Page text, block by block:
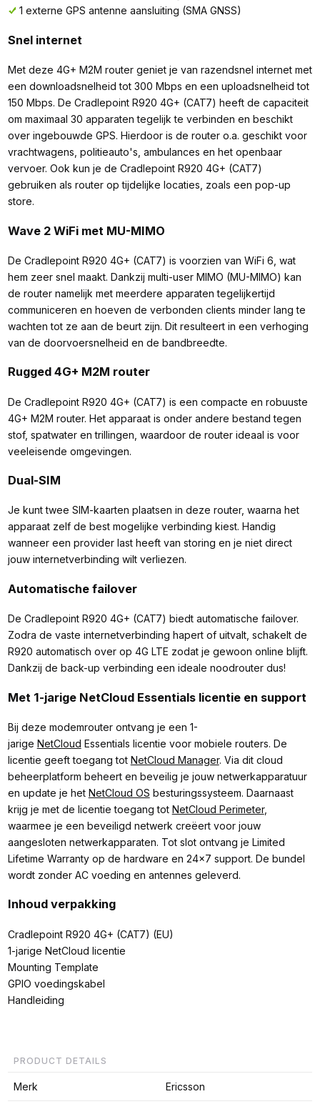
1 externe GPS antenne aansluiting (SMA GNSS)
Snel internet
Met deze 4G+ M2M router geniet je van razendsnel internet met
een downloadsnelheid tot 300 Mbps en een uploadsnelheid tot
150 Mbps. De Cradlepoint R920 4G+ (CAT7) heeft de capaciteit
om maximaal 30 apparaten tegelijk te verbinden en beschikt
over ingebouwde GPS. Hierdoor is de router o.a. geschikt voor
vrachtwagens, politieauto's, ambulances en het openbaar
vervoer. Ook kun je de Cradlepoint R920 4G+ (CAT7)
gebruiken als router op tijdelijke locaties, zoals een pop-up
store.
Wave 2 WiFi met MU-MIMO
De Cradlepoint R920 4G+ (CAT7) is voorzien van WiFi 6, wat
hem zeer snel maakt. Dankzij multi-user MIMO (MU-MIMO) kan
de router namelijk met meerdere apparaten tegelijkertijd
communiceren en hoeven de verbonden clients minder lang te
wachten tot ze aan de beurt zijn. Dit resulteert in een verhoging
van de doorvoersnelheid en de bandbreedte.
Rugged 4G+ M2M router
De Cradlepoint R920 4G+ (CAT7) is een compacte en robuuste
4G+ M2M router. Het apparaat is onder andere bestand tegen
stof, spatwater en trillingen, waardoor de router ideaal is voor
veeleisende omgevingen.
Dual-SIM
Je kunt twee SIM-kaarten plaatsen in deze router, waarna het
apparaat zelf de best mogelijke verbinding kiest. Handig
wanneer een provider last heeft van storing en je niet direct
jouw internetverbinding wilt verliezen.
Automatische failover
De Cradlepoint R920 4G+ (CAT7) biedt automatische failover.
Zodra de vaste internetverbinding hapert of uitvalt, schakelt de
R920 automatisch over op 4G LTE zodat je gewoon online blijft.
Dankzij de back-up verbinding een ideale noodrouter dus!
Met 1-jarige NetCloud Essentials licentie en support
Bij deze modemrouter ontvang je een 1-
jarige NetCloud Essentials licentie voor mobiele routers. De
licentie geeft toegang tot NetCloud Manager. Via dit cloud
beheerplatform beheert en beveilig je jouw netwerkapparatuur
en update je het NetCloud OS besturingssysteem. Daarnaast
krijg je met de licentie toegang tot NetCloud Perimeter,
waarmee je een beveiligd netwerk creëert voor jouw
aangesloten netwerkapparaten. Tot slot ontvang je Limited
Lifetime Warranty op de hardware en 24x7 support. De bundel
wordt zonder AC voeding en antennes geleverd.
Inhoud verpakking
Cradlepoint R920 4G+ (CAT7) (EU)
1-jarige NetCloud licentie
Mounting Template
GPIO voedingskabel
Handleiding
PRODUCT DETAILS
Merk Ericsson